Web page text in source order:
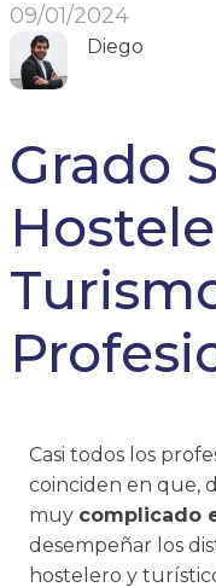
09/01/2024
Diego
Grado
Casi todos los
coinciden en que,
muy complicado
desempeñar los
hostelero y